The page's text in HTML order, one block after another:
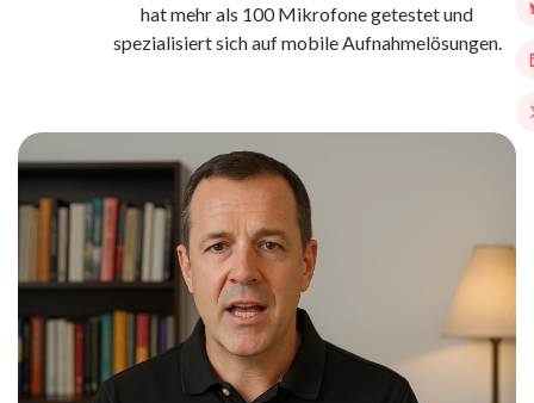
hat mehr als 100 Mikrofone getestet und
spezialisiert sich auf mobile Aufnahmelösungen.